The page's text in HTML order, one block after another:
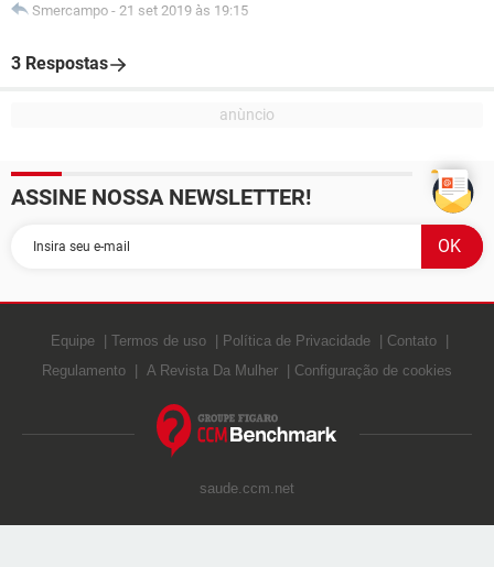
Smercampo - 21 set 2019 às 19:15
3 Respostas
ASSINE NOSSA NEWSLETTER!
Equipe Termos de uso Política de Privacidade
Contato
Regulamento
A Revista Da Mulher Configuração de cookies
saude.ccm.net